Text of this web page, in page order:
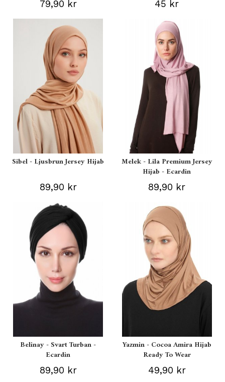
79,90 kr 45 kr
Sibel - Ljusbrun Jersey Hijab
89,90 kr
Melek - Lila Premium Jersey
Hijab - Ecardin
89,90 kr
Belinay - Svart Turban -
Ecardin
89,90 kr
Yazmin - Cocoa Amira Hijab
Ready To Wear
49,90 kr